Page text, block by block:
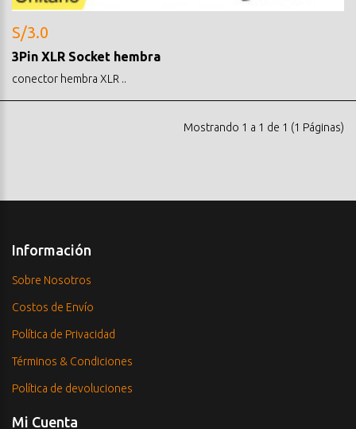
S/3.0
3Pin XLR Socket hembra
conector hembra XLR ..
Mostrando 1 a 1 de 1 (1 Páginas)
Información
Sobre Nosotros
Costos de Envío
Política de Privacidad
Términos & Condiciones
Política de devoluciones
Mi Cuenta